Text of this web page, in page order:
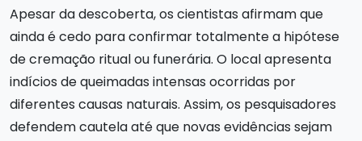
Apesar da descoberta, os cientistas afirmam que
ainda é cedo para confirmar totalmente a hipótese
de cremação ritual ou funerária. O local apresenta
indícios de queimadas intensas ocorridas por
diferentes causas naturais. Assim, os pesquisadores
defendem cautela até que novas evidências sejam